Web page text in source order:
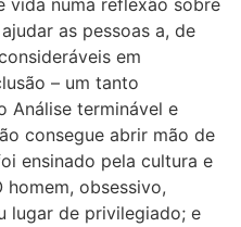
vida numa reflexão sobre
as pessoas a, de
em
– um tanto
Análise terminável e
consegue abrir mão de
ensinado pela cultura e
homem, obsessivo,
lugar de privilegiado; e